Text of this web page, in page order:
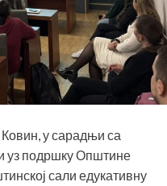
у сарадњи са
уз подршку Општине
сали едукативну